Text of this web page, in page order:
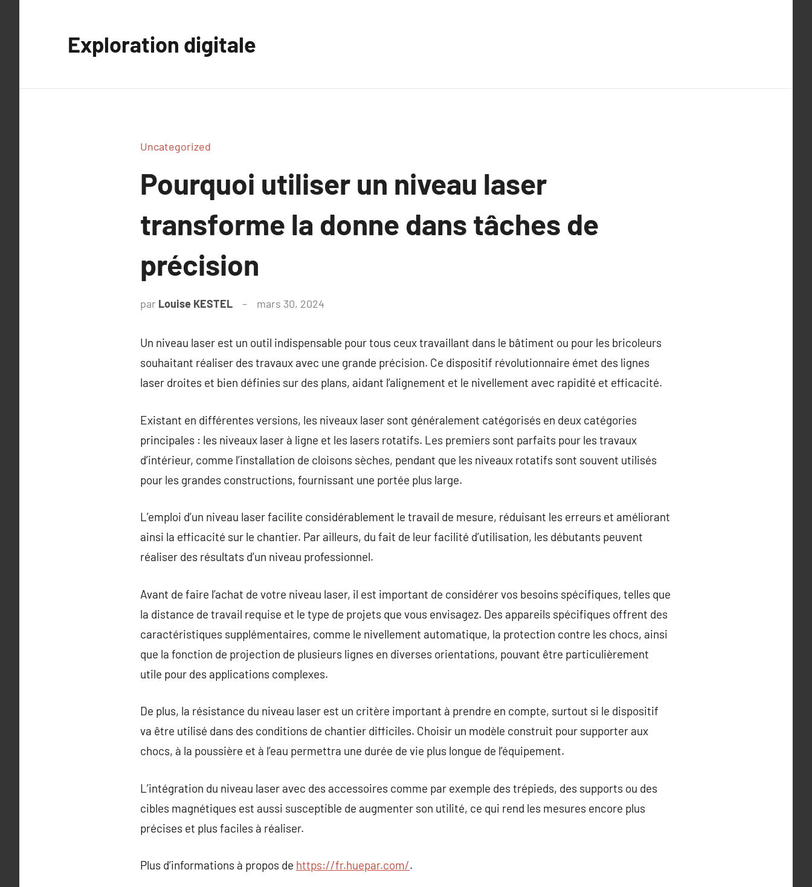
Exploration digitale
Uncategorized
Pourquoi utiliser un niveau laser
transforme la donne dans tâches de
précision
par Louise KESTEL mars 30, 2024
Un niveau laser est un outil indispensable pour tous ceux travaillant dans le bâtiment ou pour les bricoleurs
souhaitant réaliser des travaux avec une grande précision. Ce dispositif révolutionnaire émet des lignes
laser droites et bien définies sur des plans, aidant l’alignement et le nivellement avec rapidité et efficacité.
Existant en différentes versions, les niveaux laser sont généralement catégorisés en deux catégories
principales : les niveaux laser à ligne et les lasers rotatifs. Les premiers sont parfaits pour les travaux
d’intérieur, comme l’installation de cloisons sèches, pendant que les niveaux rotatifs sont souvent utilisés
pour les grandes constructions, fournissant une portée plus large.
L’emploi d’un niveau laser facilite considérablement le travail de mesure, réduisant les erreurs et améliorant
ainsi la efficacité sur le chantier. Par ailleurs, du fait de leur facilité d’utilisation, les débutants peuvent
réaliser des résultats d’un niveau professionnel.
Avant de faire l’achat de votre niveau laser, il est important de considérer vos besoins spécifiques, telles que
la distance de travail requise et le type de projets que vous envisagez. Des appareils spécifiques offrent des
caractéristiques supplémentaires, comme le nivellement automatique, la protection contre les chocs, ainsi
que la fonction de projection de plusieurs lignes en diverses orientations, pouvant être particulièrement
utile pour des applications complexes.
De plus, la résistance du niveau laser est un critère important à prendre en compte, surtout si le dispositif
va être utilisé dans des conditions de chantier difficiles. Choisir un modèle construit pour supporter aux
chocs, à la poussière et à l’eau permettra une durée de vie plus longue de l’équipement.
L’intégration du niveau laser avec des accessoires comme par exemple des trépieds, des supports ou des
cibles magnétiques est aussi susceptible de augmenter son utilité, ce qui rend les mesures encore plus
précises et plus faciles à réaliser.
Plus d’informations à propos de https://fr.huepar.com/.